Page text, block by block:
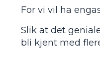
For vi vil ha
Slik at det
bli kjent med